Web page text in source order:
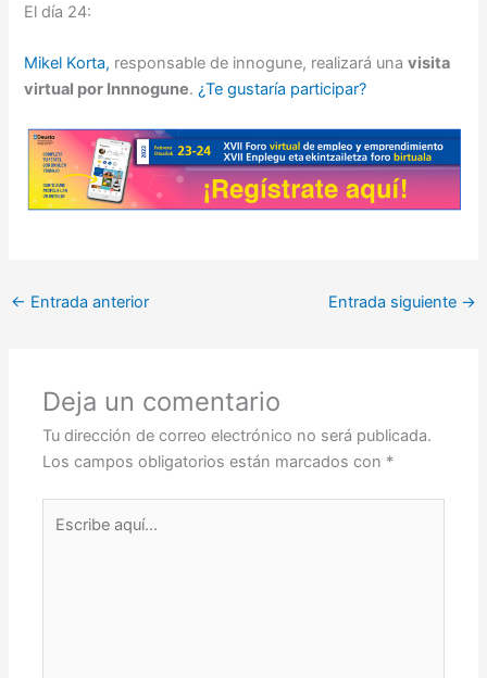
El día 24:
Mikel Korta, responsable de innogune, realizará unavisita
virtual por Innnogune.¿Te gustaría participar?
← Entrada anterior Entrada siguiente →
Deja un comentario
Tu dirección de correo electrónico no será publicada.
Los campos obligatorios están marcados con *
aquí...